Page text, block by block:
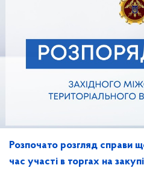
Розпочато розгляд справи
час участі в торгах на